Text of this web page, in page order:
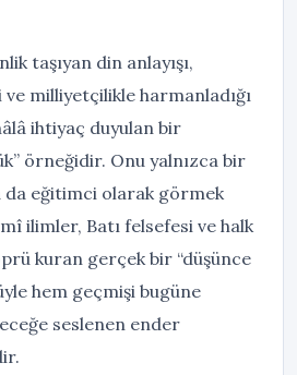
taşıyan din anlayışı,
milliyetçilikle harmanladığı
ihtiyaç duyulan bir
örneğidir. Onu yalnızca bir
da eğitimci olarak görmek
ilimler, Batı felsefesi ve halk
kuran gerçek bir “düşünce
hem geçmişi bugüne
seslenen ender